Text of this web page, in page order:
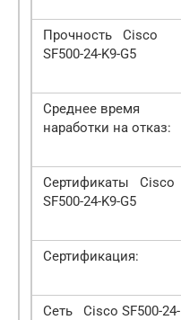
Прочность Cisco
SF500-24-K9-G5
Среднее время
наработки на отказ:
Сертификаты Cisco
SF500-24-K9-G5
Сертификация:
Сеть Cisco SF500-24-